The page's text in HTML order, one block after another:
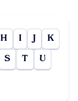
H I J K
S T U